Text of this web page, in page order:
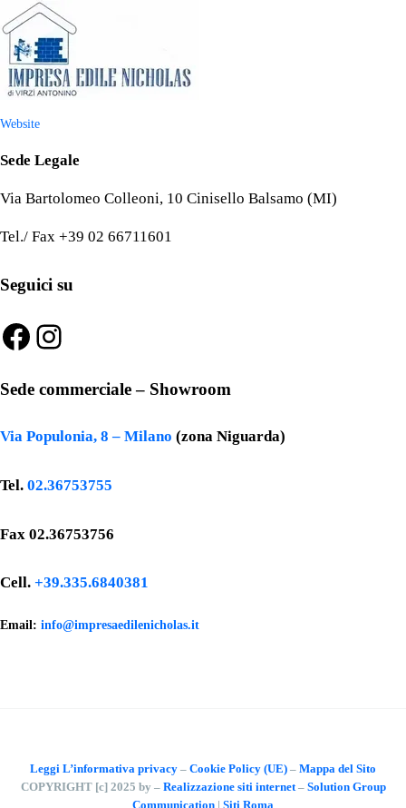
Website
Sede Legale
Via Bartolomeo Colleoni, 10 Cinisello Balsamo (MI)
Tel./ Fax +39 02 66711601
Seguici su
Facebook
Instagram
Sede commerciale – Showroom
Via Populonia, 8 – Milano (zona Niguarda)
Tel.02.36753755
Fax 02.36753756
Cell.+39.335.6840381
Email:info@impresaedilenicholas.it
Leggi L’informativa privacy – Cookie Policy (UE) – Mappa del Sito
COPYRIGHT [c] 2025 by – Realizzazione siti internet– Solution Group
Communication | Siti Roma